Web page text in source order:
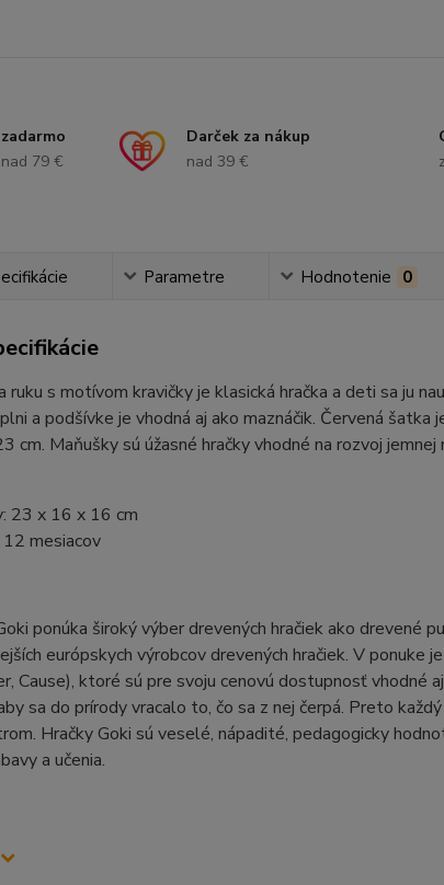
79 €
Darček za nákup
nad 39 €
Parametre Hodnotenie 0
ruku s motívom kravičky je klasická hračka a deti sa ju
a podšívke je vhodná aj ako maznáčik. Červená
cm. Maňušky sú úžasné hračky vhodné na rozvoj
23 x 16 x 16 cm
mesiacov
ponúka široký výber drevených hračiek ako drevené
európskych výrobcov drevených hračiek. V ponuke
Cause), ktoré sú pre svoju cenovú dostupnosť vhodné
sa do prírody vracalo to, čo sa z nej čerpá. Preto
Hračky Goki sú veselé, nápadité, pedagogicky
a učenia.